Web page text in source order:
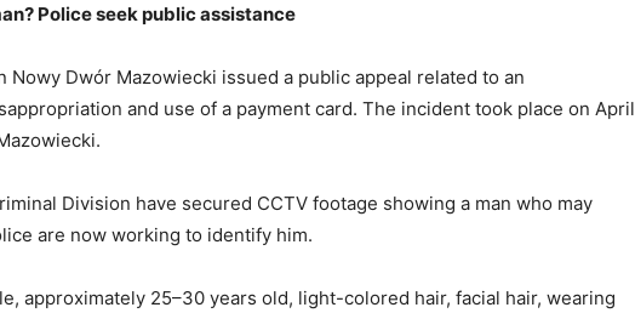
Police seek public assistance
Nowy Dwór Mazowiecki issued a public appeal related to an
and use of a payment card. The incident took place on April
Division have secured CCTV footage showing a man who may
are now working to identify him.
approximately 25–30 years old, light-colored hair, facial hair, wearing